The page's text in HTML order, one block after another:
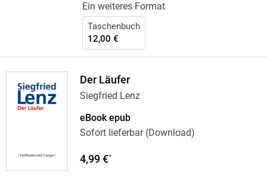
Ein weiteres Format
Taschenbuch
12,00 €
Der Läufer
Siegfried Lenz
eBook epub
Sofort lieferbar (Download)
4,99 €*